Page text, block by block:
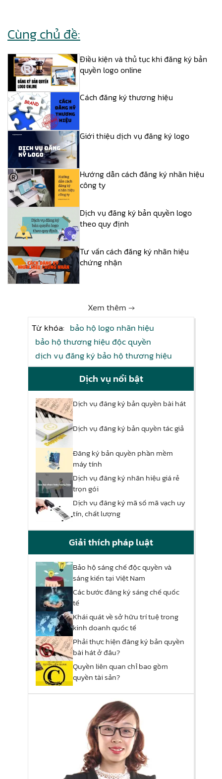
Cùng chủ đề:
Điều kiện và thủ tục khi đăng ký bản
quyền logo online
Cách đăng ký thương hiệu
Giới thiệu dịch vụ đăng ký logo
Hướng dẫn cách đăng ký nhãn hiệu
công ty
Dịch vụ đăng ký bản quyền logo
theo quy định
Tư vấn cách đăng ký nhãn hiệu
chứng nhận
Xem thêm →
Từ khóa: bảo hộ logo nhãn hiệu
bảo hộ thương hiệu độc quyền
dịch vụ đăng ký bảo hộ thương hiệu
Dịch vụ nổi bật
Dịch vụ đăng ký bản quyền bài hát
Dịch vụ đăng ký bản quyền tác giả
Đăng ký bản quyền phần mềm
máy tính
Dịch vụ đăng ký nhãn hiệu giá rẻ
trọn gói
Dịch vụ đăng ký mã số mã vạch uy
tín, chất lượng
Giải thích pháp luật
Bảo hộ sáng chế độc quyền và
sáng kiến tại Việt Nam
Các bước đăng ký sáng chế quốc
tế
Khái quát về sở hữu trí tuệ trong
kinh doanh quốc tế
Phải thực hiện đăng ký bản quyền
bài hát ở đâu?
Quyền liên quan chỉ bao gồm
quyền tài sản?